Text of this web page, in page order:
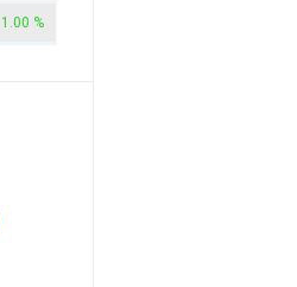
1.00 %